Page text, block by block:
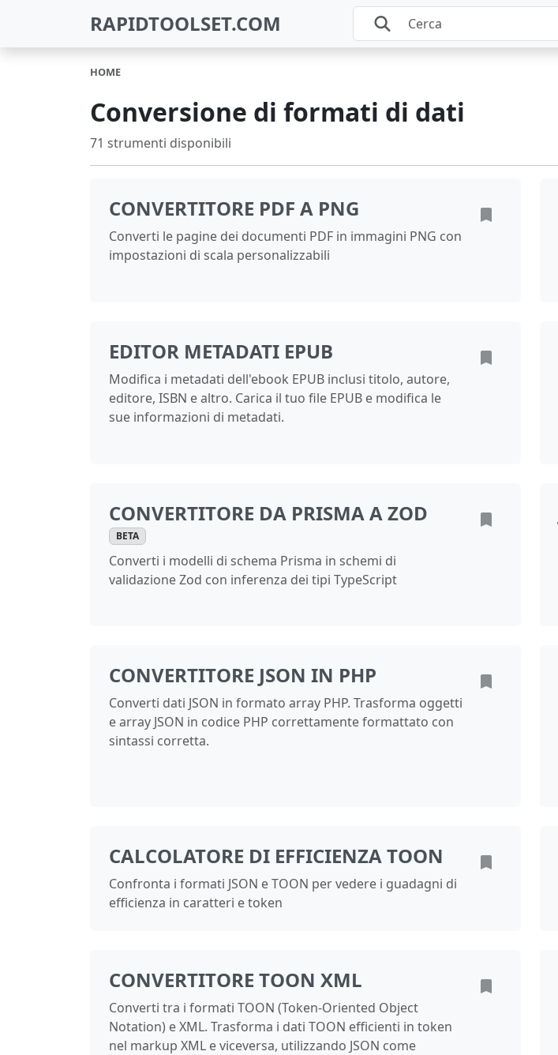
RAPIDTOOLSET.COM
HOME
Conversione di formati di dati
71 strumenti disponibili
CONVERTITORE PDF A PNG
Converti le pagine dei documenti PDF in immagini PNG con
impostazioni di scala personalizzabili
EDITOR METADATI EPUB
Modifica i metadati dell'ebook EPUB inclusi titolo, autore,
editore, ISBN e altro. Carica il tuo file EPUB e modifica le
sue informazioni di metadati.
CONVERTITORE DA PRISMA A ZOD
BETA
Converti i modelli di schema Prisma in schemi di
validazione Zod con inferenza dei tipi TypeScript
CONVERTITORE JSON IN PHP
Converti dati JSON in formato array PHP. Trasforma oggetti
e array JSON in codice PHP correttamente formattato con
sintassi corretta.
CALCOLATORE DI EFFICIENZA TOON
Confronta i formati JSON e TOON per vedere i guadagni di
efficienza in caratteri e token
CONVERTITORE TOON XML
Converti tra i formati TOON (Token-Oriented Object
Notation) e XML. Trasforma i dati TOON efficienti in token
nel markup XML e viceversa, utilizzando JSON come